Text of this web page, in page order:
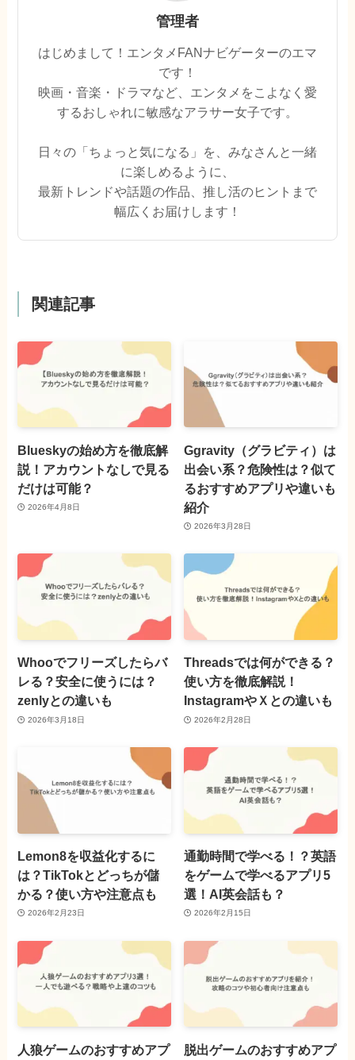
管理者
はじめまして！エンタメFANナビゲーターのエマ
です！
映画・音楽・ドラマなど、エンタメをこよなく愛
するおしゃれに敏感なアラサー女子です。
日々の「ちょっと気になる」を、みなさんと一緒
に楽しめるように、
最新トレンドや話題の作品、推し活のヒントまで
幅広くお届けします！
関連記事
Blueskyの始め方を徹底解
説！アカウントなしで見る
だけは可能？
2026年4月8日
Ggravity（グラビティ）は
出会い系？危険性は？似て
るおすすめアプリや違いも
紹介
2026年3月28日
Whooでフリーズしたらバ
レる？安全に使うには？
zenlyとの違いも
2026年3月18日
Threadsでは何ができる？
使い方を徹底解説！
InstagramやＸとの違いも
2026年2月28日
Lemon8を収益化するに
は？TikTokとどっちが儲
かる？使い方や注意点も
2026年2月23日
通勤時間で学べる！？英語
をゲームで学べるアプリ5
選！AI英会話も？
2026年2月15日
人狼ゲームのおすすめアプ
脱出ゲームのおすすめアプ